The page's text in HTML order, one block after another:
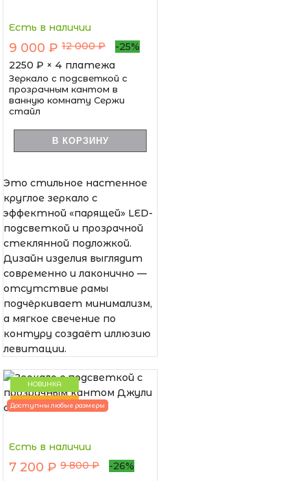
Есть в наличии
9 000 ₽ 12 000 ₽
-25%
2250 ₽ × 4 платежа
Зеркало с подсветкой с
прозрачным кантом в
ванную комнату Сержи
стайл
В КОРЗИНУ
Это стильное настенное
круглое зеркало с
эффектной «парящей» LED-
подсветкой и прозрачной
стеклянной подложкой.
Дизайн изделия выглядит
современно и лаконично —
отсутствие рамы
подчёркивает минимализм,
а мягкое свечение по
контуру создаёт иллюзию
левитации.
НОВИНКА
ПОПУЛЯРНЫЙ
Доступны любые размеры
Есть в наличии
7 200 ₽ 9 800 ₽
-26%